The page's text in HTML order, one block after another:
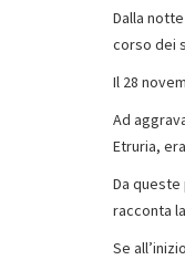
Dalla
corso dei
Il 28
Ad
Etruria,
Da
racconta
Se